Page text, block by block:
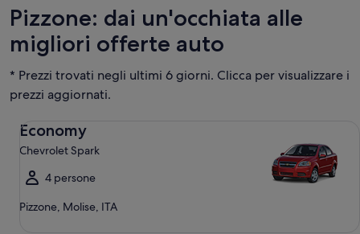
Pizzone: dai un'occhiata alle
migliori offerte auto
* Prezzi trovati negli ultimi 6 giorni. Clicca per visualizzare i
prezzi aggiornati.
Economy
Chevrolet Spark
4 persone
Pizzone, Molise, ITA